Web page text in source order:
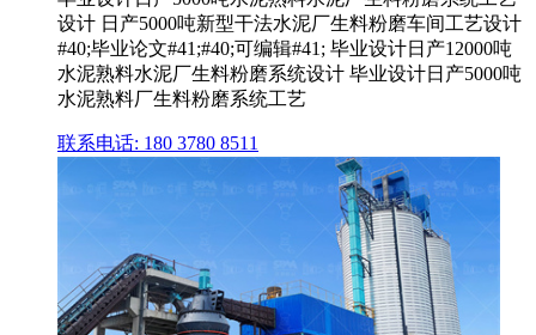
设计 日产5000吨新型干法水泥厂生料粉磨车间工艺设计
#40;毕业论文#41;#40;可编辑#41; 毕业设计日产12000吨
水泥熟料水泥厂生料粉磨系统设计 毕业设计日产5000吨
水泥熟料厂生料粉磨系统工艺
联系电话: 180 3780 8511